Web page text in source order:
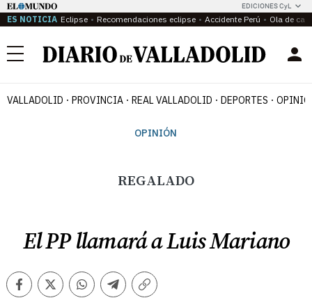
EDICIONES CyL
ES NOTICIA Eclipse Recomendaciones eclipse Accidente Perú Ola de
Menú
VALLADOLID PROVINCIA REAL VALLADOLID DEPORTES
OPINIÓN
REGALADO
El PP llamará a Luis Mariano
FacebookTwitterWhatsappTelegramCopiar